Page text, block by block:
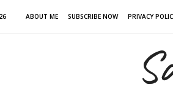
ABOUT ME SUBSCRIBE NOW PRIVACY